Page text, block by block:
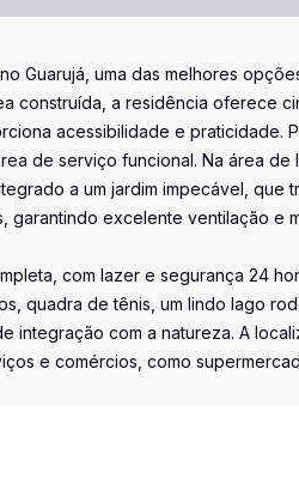
Guarujá, uma das melhores
construída, a residência oferece
acessibilidade e praticidade.
de serviço funcional. Na área
a um jardim impecável,
garantindo excelente ventilação e
com lazer e segurança 24
quadra de tênis, um lindo lago
integração com a natureza. A
e comércios, como